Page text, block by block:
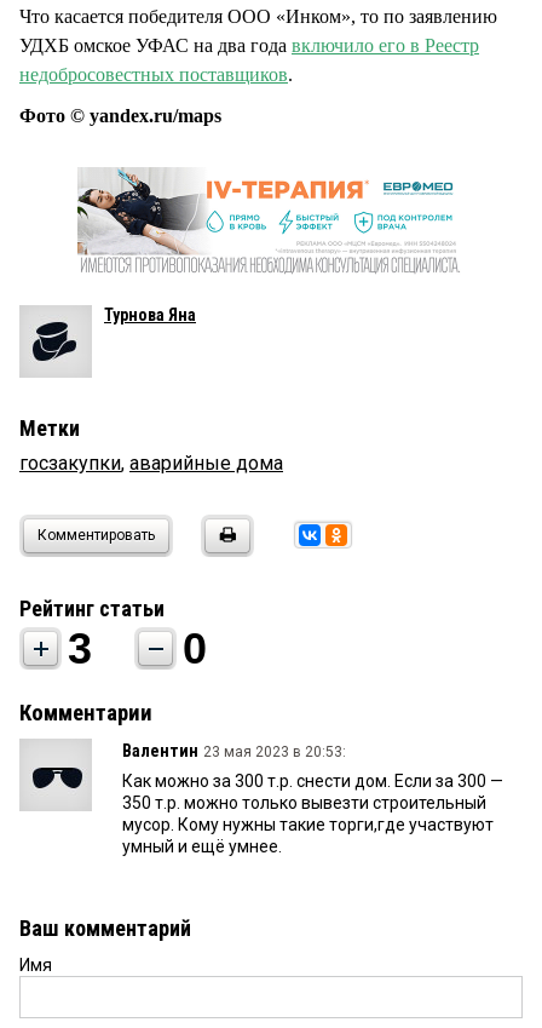
Что касается победителя ООО «Инком», то по заявлению
УДХБ омское УФАС на два года включило его в Реестр
недобросовестных поставщиков.
Фото © yandex.ru/maps
Турнова Яна
Метки
госзакупки, аварийные дома
Комментировать
Рейтинг статьи
3 0
Комментарии
Валентин 23 мая 2023 в 20:53:
Как можно за 300 т.р. снести дом. Если за 300 —
350 т.р. можно только вывезти строительный
мусор. Кому нужны такие торги,где участвуют
умный и ещё умнее.
Ваш комментарий
Имя